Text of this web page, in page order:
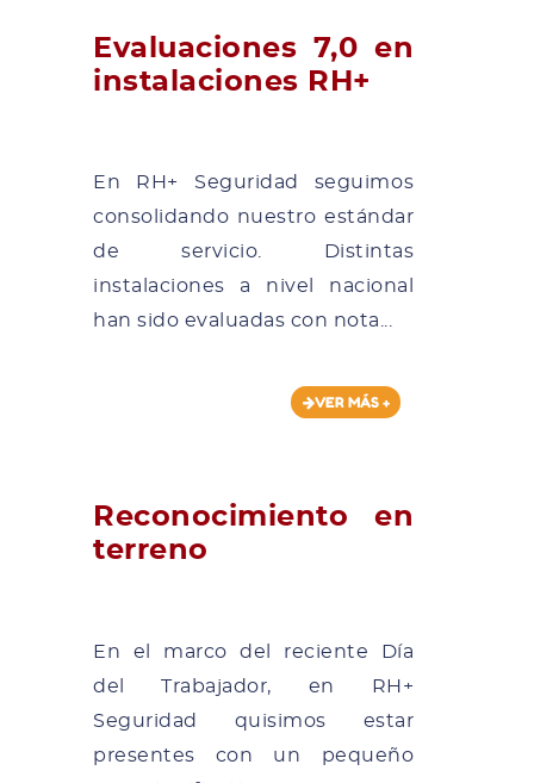
Evaluaciones 7,0 en
instalaciones RH+
En RH+ Seguridad seguimos
consolidando nuestro estándar
de servicio. Distintas
instalaciones a nivel nacional
han sido evaluadas con nota...
VER MÁS +
Reconocimiento en
terreno
En el marco del reciente Día
del Trabajador, en RH+
Seguridad quisimos estar
presentes con un pequeño